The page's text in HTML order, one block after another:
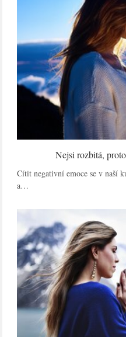
Nejsi rozbitá,
Cítit negativní emoce se v naší
a…